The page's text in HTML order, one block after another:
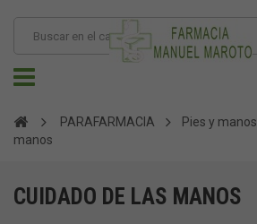
PARAFARMACIA Pies y manos
manos
CUIDADO DE LAS MANOS